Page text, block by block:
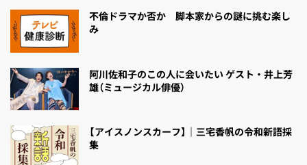
不倫ドラマか否か 脚本家からの謎に挑む楽し
み
阿川佐和子のこの人に会いたい ゲスト・井上芳
雄（ミュージカル俳優）
【アイスノンスカーフ】｜三宅香帆の令和新語採
集